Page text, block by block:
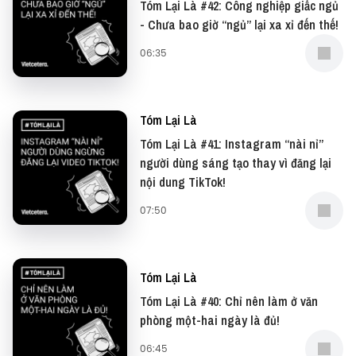
- Zing MP3: https://bit.ly/3DStzLc
Tóm Lại Là #42: Công nghiệp giấc ngủ
- Chưa bao giờ “ngủ” lại xa xỉ đến thế!
06:35
Tóm Lại Là
Tóm Lại Là #41: Instagram “nài nỉ”
người dùng sáng tạo thay vì đăng lại
nội dung TikTok!
07:50
Tóm Lại Là
Tóm Lại Là #40: Chỉ nên làm ở văn
phòng một-hai ngày là đủ!
06:45